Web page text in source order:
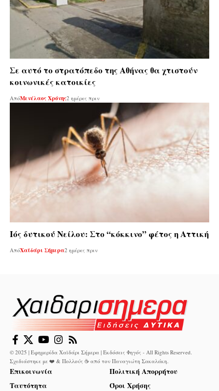
Σε αυτό το στρατόπεδο της Αθήνας θα χτιστούν
κοινωνικές κατοικίες
ΑπόΜενέλαος Χρόνης2 ημέρες πριν
Ιός δυτικού Νείλου: Στο “κόκκινο” φέτος η Αττική
ΑπόΧαϊδάρι Σήμερα2 ημέρες πριν
© 2025 | Εφημερίδα Χαϊδάρι Σήμερα | Εκδόσεις Φηγός - All Rights Reserved.
Σχεδιάστηκε με ❤️ & Πολλούς ☕ από τον Παναγιώτη Σακαλάκη
Επικοινωνία
Ταυτότητα
Πολιτική Απορρήτου
Όροι Χρήσης